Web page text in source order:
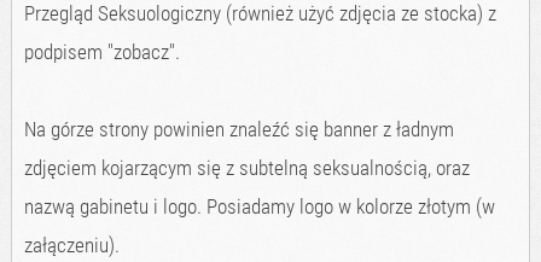
Przegląd Seksuologiczny (również użyć zdjęcia ze stocka) z
podpisem "zobacz".
Na górze strony powinien znaleźć się banner z ładnym
zdjęciem kojarzącym się z subtelną seksualnością, oraz
nazwą gabinetu i logo. Posiadamy logo w kolorze złotym (w
załączeniu).